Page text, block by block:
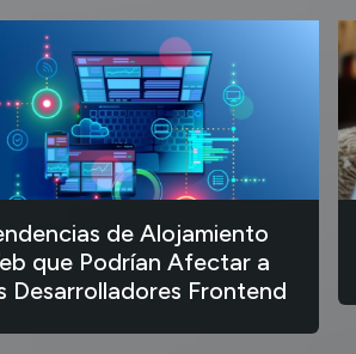
de Alojamiento
que Podrían Afectar a
Desarrolladores Frontend